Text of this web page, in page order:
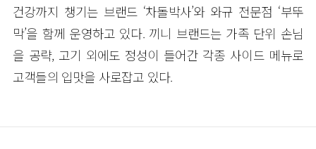
건강까지 챙기는 브랜드 ‘차돌박사’와 와규 전문점 ‘부뚜
막’을 함께 운영하고 있다. 끼니 브랜드는 가족 단위 손님
을 공략, 고기 외에도 정성이 들어간 각종 사이드 메뉴로
고객들의 입맛을 사로잡고 있다.